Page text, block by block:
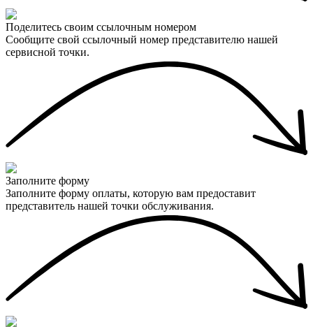
Поделитесь своим ссылочным номером
Сообщите свой ссылочный номер представителю нашей
сервисной точки.
Заполните форму
Заполните форму оплаты, которую вам предоставит
представитель нашей точки обслуживания.